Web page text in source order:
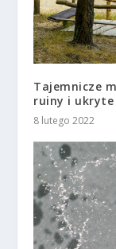
Tajemnicze
ruiny i
8 lutego 2022